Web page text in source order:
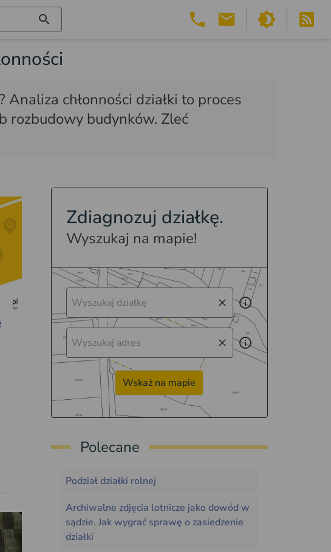
chłonności działki to proces
rozbudowy budynków. Zleć
Zdiagnozuj działkę.
Wyszukaj na mapie!
Wskaż na mapie
Polecane
Podział działki rolnej
Archiwalne zdjęcia lotnicze jako dowód w
sądzie. Jak wygrać sprawę o zasiedzenie
działki